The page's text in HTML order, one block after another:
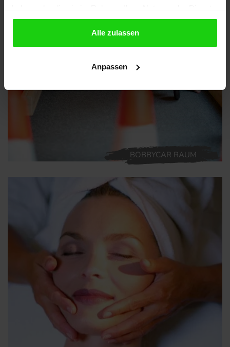
haben oder die sie im Rahmen Ihrer Nutzung der Dienste
gesammelt haben.
Alle zulassen
Anpassen
BOBBYCAR RAUM